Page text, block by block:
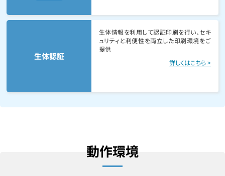
生体認証
生体情報を利用して認証印刷を行い、セキ
ュリティと利便性を両立した印刷環境をご
提供
詳しくはこちら >
動作環境